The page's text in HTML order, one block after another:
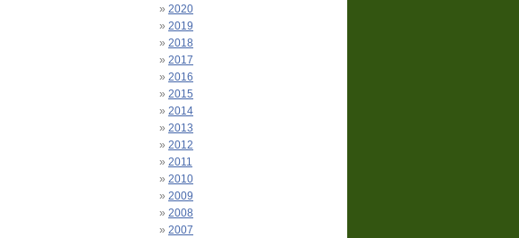
2020
2019
2018
2017
2016
2015
2014
2013
2012
2011
2010
2009
2008
2007